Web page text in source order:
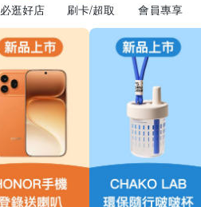
必逛好店 刷卡/超取 會員專享